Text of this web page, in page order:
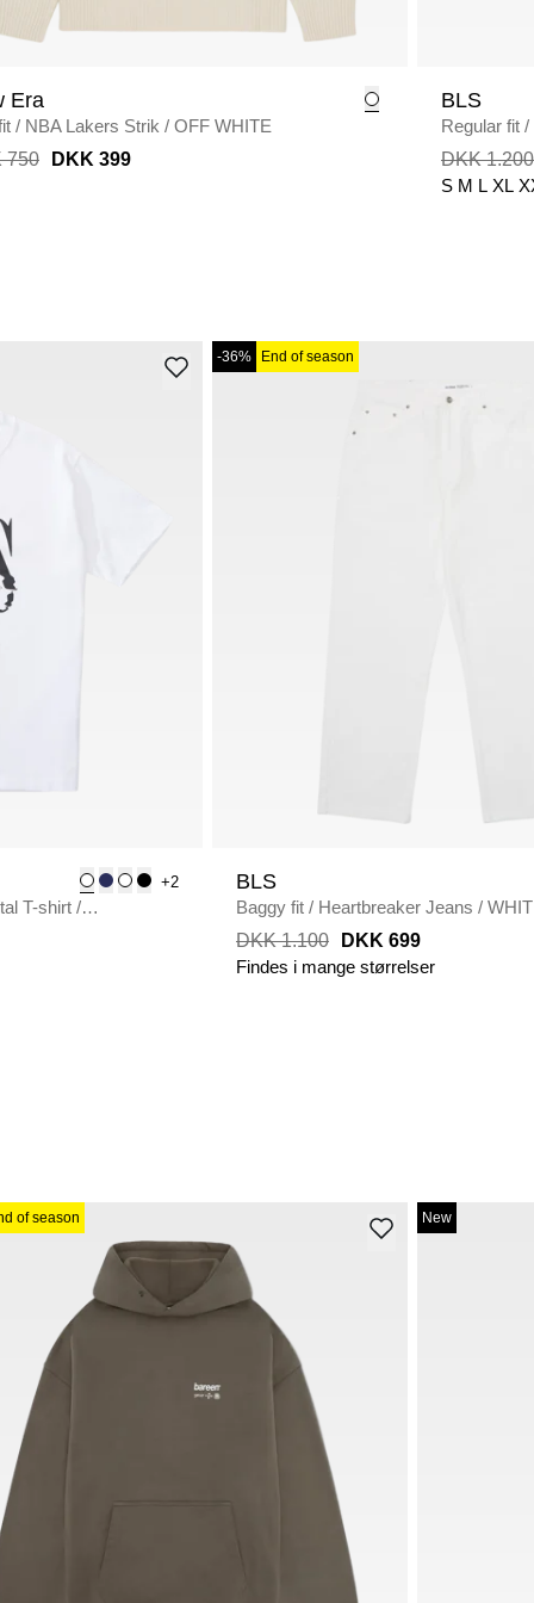
Era
/ NBA Lakers Strik / OFF WHITE
750
DKK 399
BLS
Regular fit /
DKK 1.200
S M L XL
+2
T-shirt /
-36% End of season
BLS
Baggy fit / Heartbreaker Jeans /
DKK 1.100
DKK 699
Findes i mange størrelser
of season New